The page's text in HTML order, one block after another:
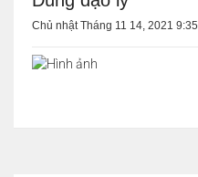
Chủ nhật Tháng 11 14, 2021